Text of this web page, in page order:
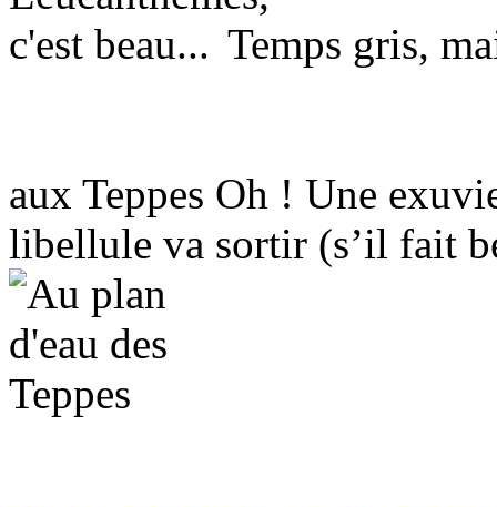
Temps gris,
aux Teppes Oh ! Une
libellule va sortir (s’il fait